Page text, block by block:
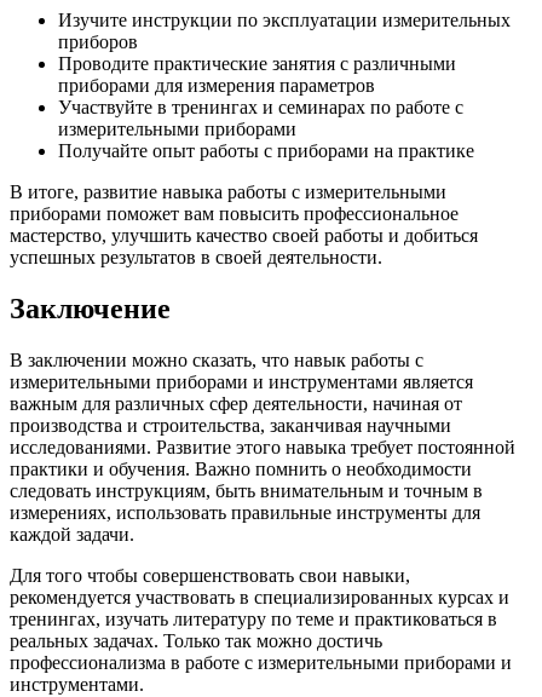
Изучите инструкции по эксплуатации измерительных
приборов
Проводите практические занятия с различными
приборами для измерения параметров
Участвуйте в тренингах и семинарах по работе с
измерительными приборами
Получайте опыт работы с приборами на практике
В итоге, развитие навыка работы с измерительными
приборами поможет вам повысить профессиональное
мастерство, улучшить качество своей работы и добиться
успешных результатов в своей деятельности.
Заключение
В заключении можно сказать, что навык работы с
измерительными приборами и инструментами является
важным для различных сфер деятельности, начиная от
производства и строительства, заканчивая научными
исследованиями. Развитие этого навыка требует постоянной
практики и обучения. Важно помнить о необходимости
следовать инструкциям, быть внимательным и точным в
измерениях, использовать правильные инструменты для
каждой задачи.
Для того чтобы совершенствовать свои навыки,
рекомендуется участвовать в специализированных курсах и
тренингах, изучать литературу по теме и практиковаться в
реальных задачах. Только так можно достичь
профессионализма в работе с измерительными приборами и
инструментами.